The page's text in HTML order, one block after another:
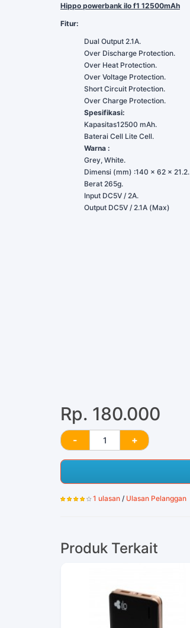
Hippo powerbank ilo f1 12500mAh
Fitur:
Dual Output 2.1A.
Over Discharge Protection.
Over Heat Protection.
Over Voltage Protection.
Short Circuit Protection.
Over Charge Protection.
Spesifikasi:
Kapasitas12500 mAh.
Baterai Cell Lite Cell.
Warna :
Grey, White.
Dimensi (mm) :140 x 62 x 21.2.
Berat 265g.
Input DC5V / 2A.
Output DC5V / 2.1A (Max)
Rp. 180.000
1 ulasan / Ulasan Pelanggan
Produk Terkait